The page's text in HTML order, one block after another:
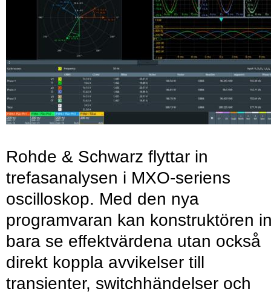
Rohde & Schwarz flyttar in
trefasanalysen i MXO-seriens
oscilloskop. Med den nya
programvaran kan konstruktören
bara se effektvärdena utan också
direkt koppla avvikelser till
transienter, switchhändelser och